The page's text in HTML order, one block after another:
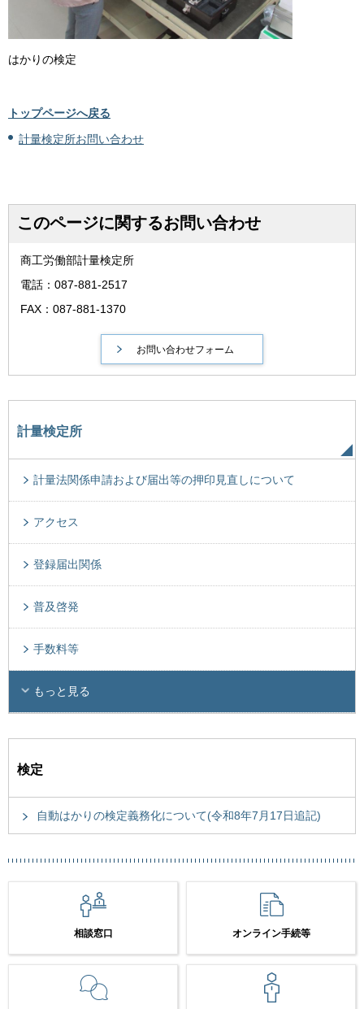
はかりの検定
トップページへ戻る
計量検定所お問い合わせ
このページに関するお問い合わせ
商工労働部計量検定所
電話：087-881-2517
FAX：087-881-1370
計量検定所
計量法関係申請および届出等の押印見直しについて
アクセス
登録届出関係
普及啓発
手数料等
もっと見る
検定
自動はかりの検定義務化について(令和8年7月17日追記)
相談窓口 オンライン手続等